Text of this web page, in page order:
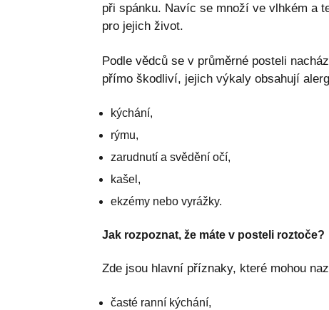
při spánku. Navíc se množí ve vlhkém a
pro jejich život.
Podle vědců se v průměrné posteli
přímo škodliví, jejich výkaly obsahují
kýchání,
rýmu,
zarudnutí a svědění očí,
kašel,
ekzémy nebo vyrážky.
Jak rozpoznat, že máte v posteli roztoče?
Zde jsou hlavní příznaky, které mohou
časté ranní kýchání,